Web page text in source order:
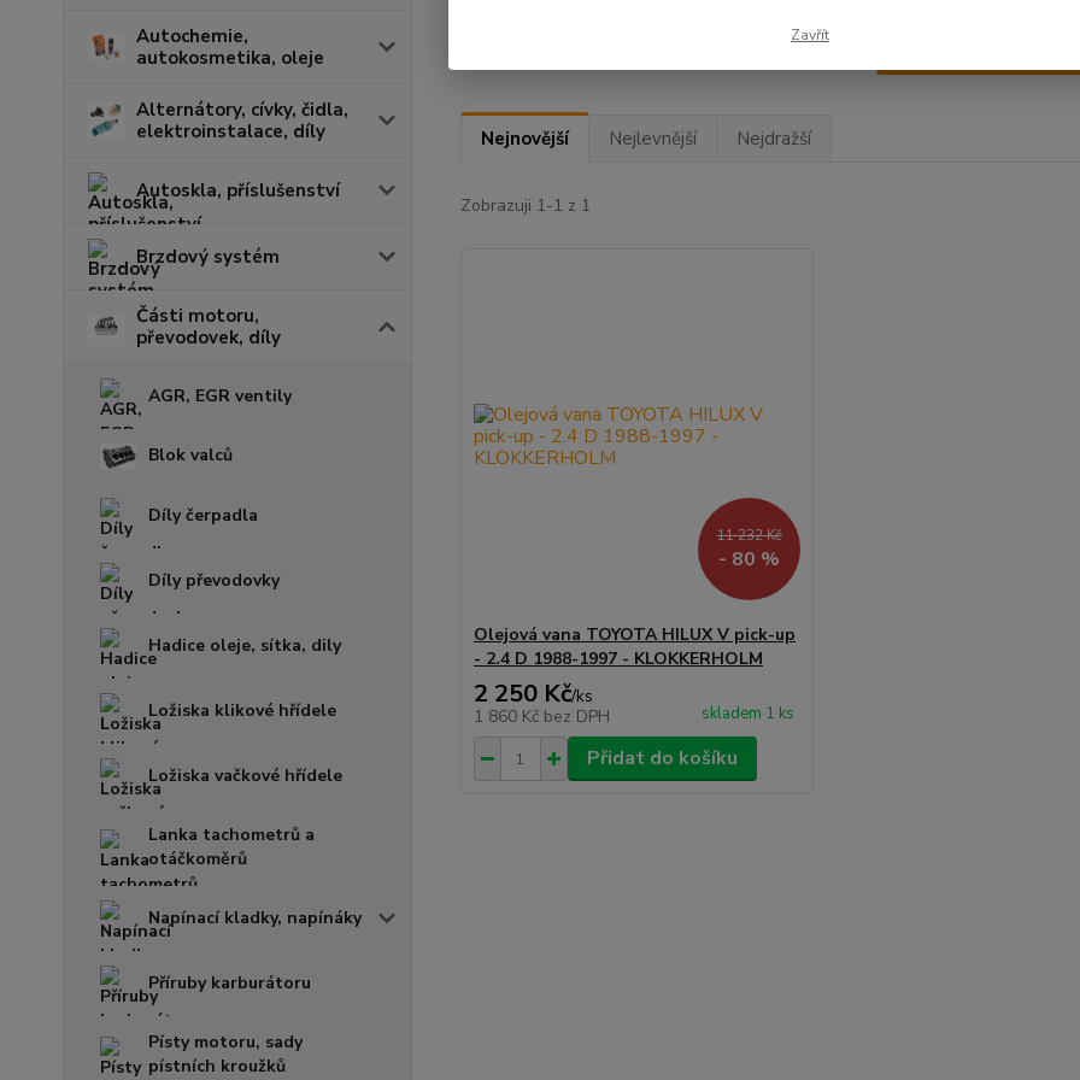
Autochemie,
autokosmetika, oleje
Alternátory, cívky, čidla,
elektroinstalace, díly
Autoskla, příslušenství
Brzdový systém
Části motoru,
převodovek, díly
AGR, EGR ventily
Blok valců
Díly čerpadla
Díly převodovky
Hadice oleje, sítka, dily
Ložiska klikové hřídele
Ložiska vačkové hřídele
Lanka tachometrů a
otáčkoměrů
Napínací kladky, napínáky
Příruby karburátoru
Písty motoru, sady
pístních kroužků
Nejnovější Nejlevnější Nejdražší
Zobrazuji 1-1 z 1
11 232 Kč
- 80 %
Olejová vana TOYOTA HILUX V pick-up
- 2.4 D 1988-1997 - KLOKKERHOLM
2 250 Kč/ks
1 860 Kč bez DPH skladem 1 ks
Přidat do košíku
Zavřít